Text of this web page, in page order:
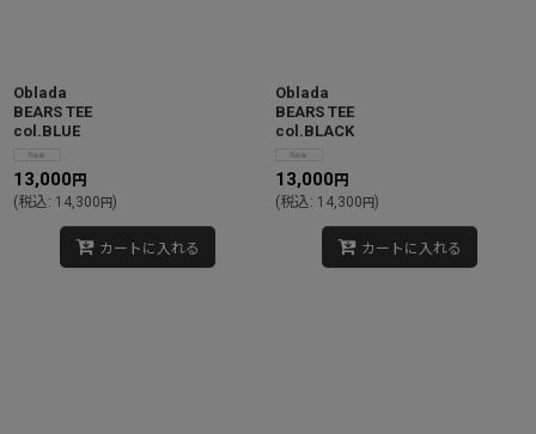
Oblada
BEARS TEE
col.BLUE
13,000 円
(税込: 14,300円)
カートに入れる
Oblada
BEARS TEE
col.BLACK
13,000 円
(税込: 14,300円)
カートに入れる